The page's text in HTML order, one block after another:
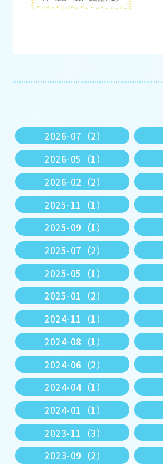
2026-07（2）
2026-05（1）
2026-02（2）
2025-11（1）
2025-09（1）
2025-07（2）
2025-05（1）
2025-01（2）
2024-11（1）
2024-08（1）
2024-06（2）
2024-04（1）
2024-01（1）
2023-11（3）
2023-09（2）